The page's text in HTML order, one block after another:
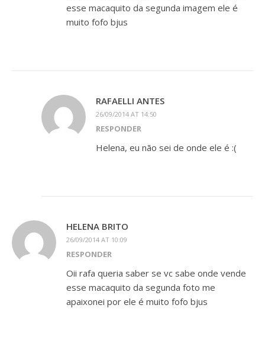
esse macaquito da segunda imagem ele é
muito fofo bjus
RAFAELLI ANTES
26/09/2014 AT 14:50
RESPONDER
Helena, eu não sei de onde ele é :(
HELENA BRITO
26/09/2014 AT 10:09
RESPONDER
Oii rafa queria saber se vc sabe onde vende
esse macaquito da segunda foto me
apaixonei por ele é muito fofo bjus